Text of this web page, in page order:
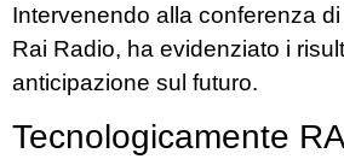
Intervenendo alla conferenza
Rai Radio, ha evidenziato i
anticipazione sul futuro.
Tecnologicamente